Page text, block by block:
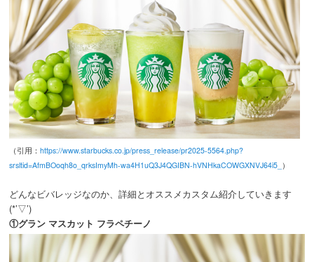
（引用：https://www.starbucks.co.jp/press_release/pr2025-5564.php?
srsltid=AfmBOoqh8o_qrksImyMh-wa4H1uQ3J4QGIBN-hVNHkaCOWGXNVJ64i5_ ）
どんなビバレッジなのか、詳細とオススメカスタム紹介していきます
(*’▽’)
①グラン マスカット フラペチーノ